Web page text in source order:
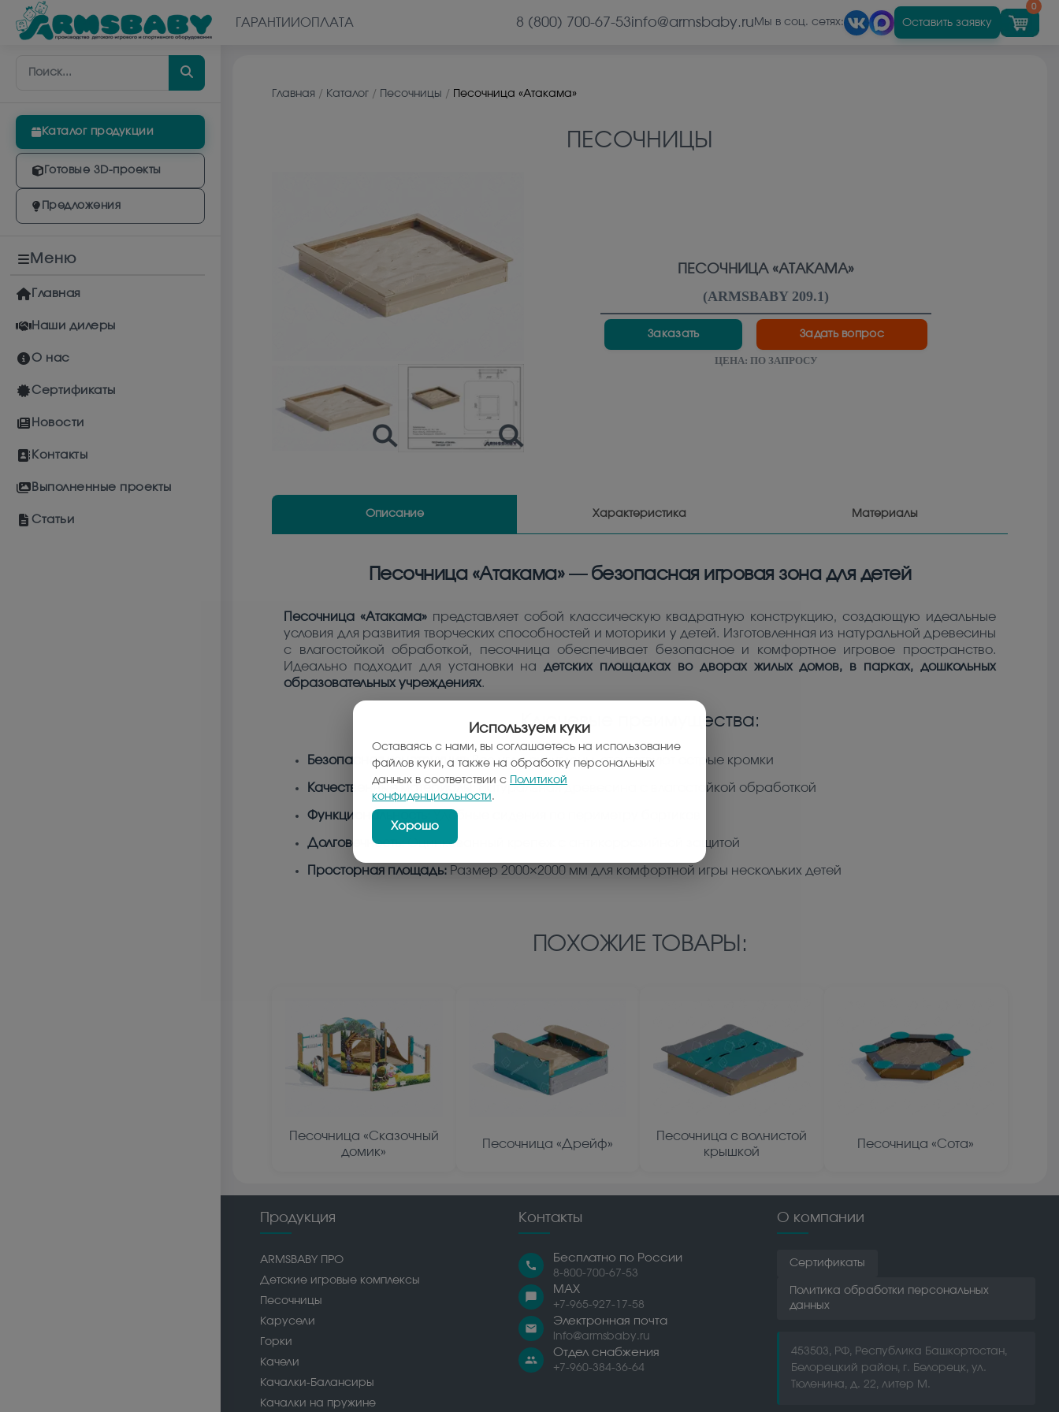
Каталог продукции
Готовые 3D-проекты
Предложения
Меню
Главная
Наши дилеры
О нас
Сертификаты
Новости
Контакты
Выполненные проекты
Статьи
ГАРАНТИИОПЛАТА 8 (800) 700-67-53info@armsbaby.ru Мы в соц. сетях: Оставить заявку
0
Главная / Каталог / Песочницы / Песочница «Атакама»
ПЕСОЧНИЦЫ
ПЕСОЧНИЦА «АТАКАМА»
(ARMSBABY 209.1)
Заказать Задать вопрос
ЦЕНА: ПО ЗАПРОСУ
Описание Характеристика Материалы
Песочница «Атакама» — безопасная игровая зона для детей
Песочница «Атакама»представляет собой классическую квадратную конструкцию, создающую идеальные
условия для развития творческих способностей и моторики у детей. Изготовленная из натуральной древесины
с влагостойкой обработкой, песочница обеспечивает безопасное и комфортное игровое пространство.
Идеально подходит для установки надетских площадках во дворах жилых домов, в парках, дошкольных
образовательных учреждениях.
Ключевые преимущества:
Безопасная конструкция:Все углы скруглены, отсутствуют острые кромки
Качественные материалы: Натуральная древесина с влагостойкой обработкой
Функциональность: Удобные сидения по периметру бортиков
Долговечность:Оцинкованный крепеж с антикоррозийной защитой
Просторная площадь: Размер 2000×2000 мм для комфортной игры нескольких детей
ПОХОЖИЕ ТОВАРЫ:
Песочница «Сказочный
домик»
Песочница «Дрейф»
Песочница с волнистой
крышкой
Песочница «Сота»
Продукция
ARMSBABY ПРО
Детские игровые комплексы
Песочницы
Карусели
Горки
Качели
Качалки-Балансиры
Качалки на пружине
Контакты
call
Бесплатно по России
8-800-700-67-53
chat_bubble
MAX
+7-965-927-17-58
email
Электронная почта
info@armsbaby.ru
people
Отдел снабжения
+7-960-384-36-64
О компании
Сертификаты
Политика обработки персональных
данных
453503, РФ, Республика Башкортостан,
Белорецкий район, г. Белорецк, ул.
Тюленина, д. 22, литер М.
Используем куки
Оставаясь с нами, вы соглашаетесь на использование
файлов куки, а также на обработку персональных
данных в соответствии с
Политикой
конфиденциальности.
Хорошо